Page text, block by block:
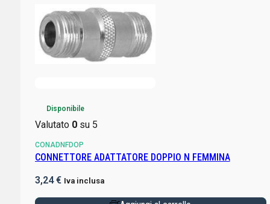
Disponibile
Valutato 0su 5
CONADNFDOP
CONNETTORE ADATTATORE DOPPIO N FEMMINA
3,24€ Iva inclusa